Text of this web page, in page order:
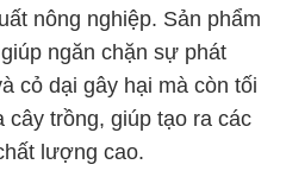
nông nghiệp. Sản phẩm
ngăn chặn sự phát
cỏ dại gây hại mà còn tối
trồng, giúp tạo ra các
lượng cao.